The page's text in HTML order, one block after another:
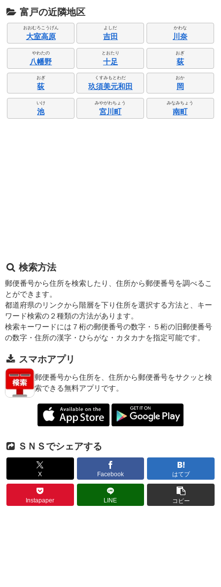
富戸の近隣地区
おおむろこうげん
大室高原
よしだ
吉田
かわな
川奈
やわたの
八幡野
とおたり
十足
おぎ
荻
おぎ
荻
くすみもとわだ
玖須美元和田
おか
岡
いけ
池
みやがわちょう
宮川町
みなみちょう
南町
検索方法
郵便番号から住所を検索したり、住所から郵便番号を調べるこ
とができます。
都道府県のリンクから階層を下り住所を選択する方法と、キー
ワード検索の２種類の方法があります。
検索キーワードには７桁の郵便番号の数字・５桁の旧郵便番号
の数字・住所の漢字・ひらがな・カタカナを指定可能です。
スマホアプリ
郵便番号から住所を、住所から郵便番号をサクッと検
索できる無料アプリです。
ＳＮＳでシェアする
X Facebook はてブ
Instapaper LINE コピー